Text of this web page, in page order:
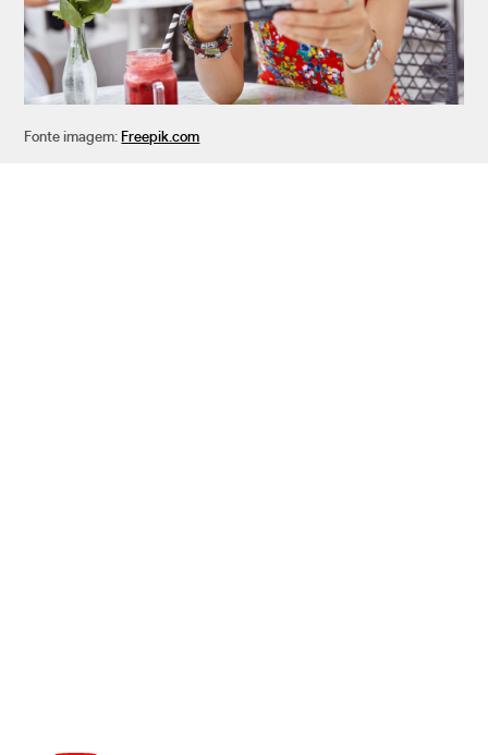
Fonte imagem: Freepik.com